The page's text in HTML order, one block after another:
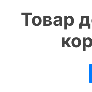
Товар